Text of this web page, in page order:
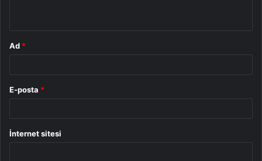
Ad *
E-posta *
İnternet sitesi